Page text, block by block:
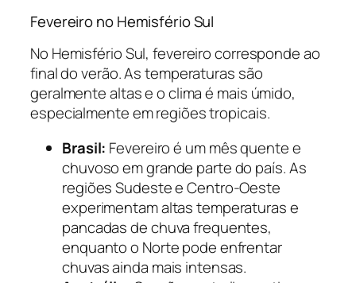
Fevereiro no Hemisfério Sul
No Hemisfério Sul, fevereiro corresponde ao
final do verão. As temperaturas são
geralmente altas e o clima é mais úmido,
especialmente em regiões tropicais.
Brasil: Fevereiro é um mês quente e
chuvoso em grande parte do país. As
regiões Sudeste e Centro-Oeste
experimentam altas temperaturas e
pancadas de chuva frequentes,
enquanto o Norte pode enfrentar
chuvas ainda mais intensas.